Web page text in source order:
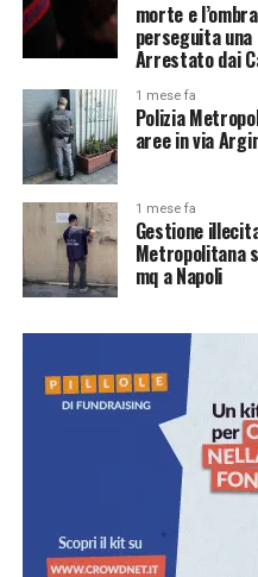
morte e
perseguita
Arrestato dai
1 mese fa
Polizia
aree in via
1 mese fa
Gestione
Metropolitana
mq a Napoli